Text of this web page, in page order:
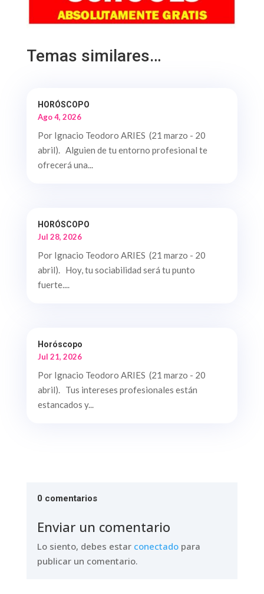
Temas similares…
HORÓSCOPO
Ago 4, 2026
Por Ignacio Teodoro ARIES (21 marzo - 20
abril). Alguien de tu entorno profesional te
ofrecerá una...
HORÓSCOPO
Jul 28, 2026
Por Ignacio Teodoro ARIES (21 marzo - 20
abril). Hoy, tu sociabilidad será tu punto
fuerte....
Horóscopo
Jul 21, 2026
Por Ignacio Teodoro ARIES (21 marzo - 20
abril). Tus intereses profesionales están
estancados y...
0 comentarios
Enviar un comentario
Lo siento, debes estar conectadopara
publicar un comentario.